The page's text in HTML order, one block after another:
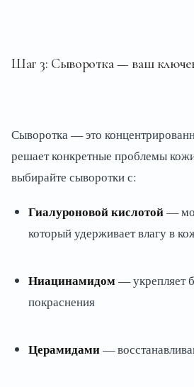
Шаг 3: Сыворотка — ваш
Сыворотка — это
решает конкретные проблемы
выбирайте сыворотки с:
Гиалуроновой кислотой—
который удерживает влагу в
Ниацинамидом — укрепляет
покраснения
Церамидами—